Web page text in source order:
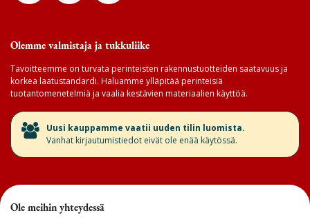
Olemme valmistaja ja tukkuliike
Tavoitteemme on turvata perinteisten rakennustuotteiden saatavuus ja
korkea laatustandardi. Haluamme ylläpitää perinteisiä
tuotantomenetelmiä ja vaalia kestävien materiaalien käyttöä.
​Uusi kauppamme vaatii uuden tilin luomista.
Vanhat kirjautumistiedot eivät ole enää käytössä.
Ole meihin yhteydessä